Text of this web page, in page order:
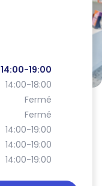
14:00-19:00
14:00-18:00
Fermé
Fermé
14:00-19:00
14:00-19:00
14:00-19:00